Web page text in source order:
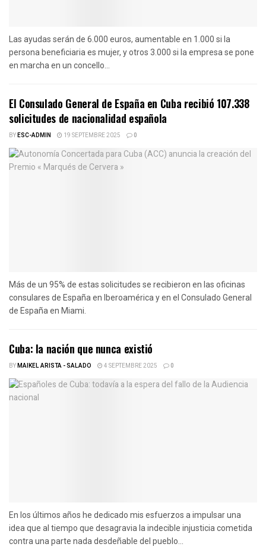
Las ayudas serán de 6.000 euros, aumentable en 1.000 si la
persona beneficiaria es mujer, y otros 3.000 si la empresa se pone
en marcha en un concello...
El Consulado General de España en Cuba recibió 107.338
solicitudes de nacionalidad española
BYESC-ADMIN 19 SEPTEMBRE 2025 0
Más de un 95% de estas solicitudes se recibieron en las oficinas
consulares de España en Iberoamérica y en el Consulado General
de España en Miami.
Cuba: la nación que nunca existió
BYMAIKEL ARISTA - SALADO 4 SEPTEMBRE 2025 0
En los últimos años he dedicado mis esfuerzos a impulsar una
idea que al tiempo que desagravia la indecible injusticia cometida
contra una parte nada desdeñable del pueblo...